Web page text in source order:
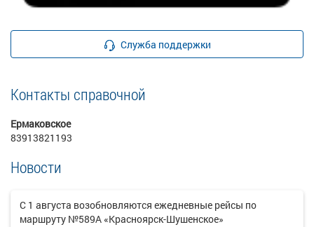
Служба поддержки
Контакты справочной
Ермаковское
83913821193
Новости
С 1 августа возобновляются ежедневные рейсы по
маршруту №589А «Красноярск-Шушенское»